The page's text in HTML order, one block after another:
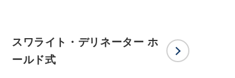
スワライト・デリネーター ホ
ールド式